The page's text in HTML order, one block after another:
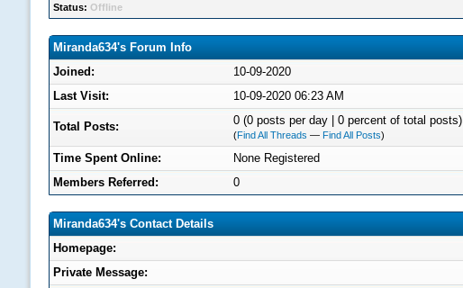
Status: Offline
Miranda634's Forum Info
Joined:
10-09-2020
Last Visit:
10-09-2020 06:23 AM
Total Posts: 0 (0 posts per day | 0 percent of total posts)
(Find All Threads — Find All Posts)
Time Spent Online:
None Registered
Members Referred:
0
Miranda634's Contact Details
Homepage:
Private Message: